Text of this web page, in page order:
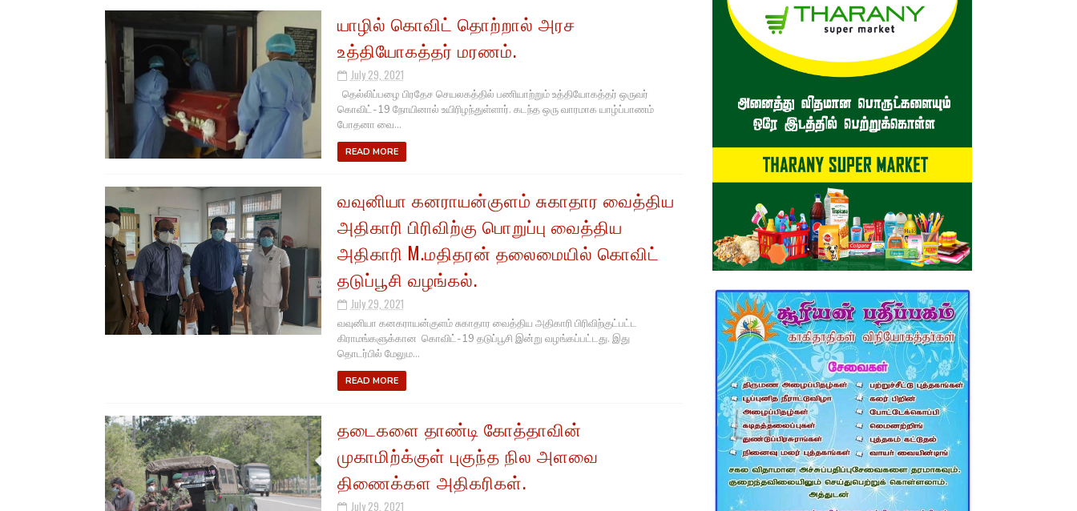
யாழில் கொவிட் தொற்றால் அரச
உத்தியோகத்தர் மரணம்.
July 29, 2021
தெல்லிப்பழை பிரதேச செயலகத்தில் பணியாற்றும் உத்தியோகத்தர் ஒருவர்
கொவிட்-19 நோயினால் உயிரிழந்துள்ளார். கடந்த ஒரு வாரமாக யாழ்ப்பாணம்
போதனா வை...
READ MORE
வவுனியா கனராயன்குளம் சுகாதார வைத்திய
அதிகாரி பிரிவிற்கு பொறுப்பு வைத்திய
அதிகாரி M.மதிதரன் தலைமையில் கொவிட்
தடுப்பூசி வழங்கல்.
July 29, 2021
வவுனியா கனகராயன்குளம் சுகாதார வைத்திய அதிகாரி பிரிவிற்குட்பட்ட
கிராமங்களுக்கான கொவிட்-19 தடுப்பூசி இன்று வழங்கப்பட்டது. இது
தொடர்பில் மேலும...
READ MORE
தடைகளை தாண்டி கோத்தாவின்
முகாமிற்க்குள் புகுந்த நில அளவை
திணைக்கள அதிகரிகள்.
July 29, 2021